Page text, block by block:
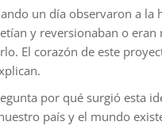
un día observaron a
y reversionaban o
El corazón de este
por qué surgió esta
país y el mundo